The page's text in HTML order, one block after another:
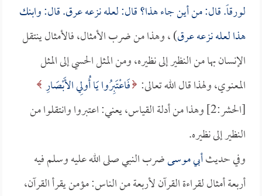
لورقاً. قال: من أين جاء هذا؟ قال: لعله نزعه عرق. قال: وابنك
هذا لعله نزعه عرق) ، وهذا من ضرب الأمثال، فالأمثال ينتقل
الإنسان بها من النظير إلى نظيره، ومن المثل الحسي إلى المثل
المعنوي، ولهذا قال الله تعالى: فَاعْتَبِرُوا يَا أُولِي الأَبْصَارِ
[الحشر:2] وهذا من أدلة القياس، يعني: اعتبروا وانتقلوا من
النظير إلى نظيره.
وفي حديثأبي موسىضرب النبي صلى الله عليه وسلم فيه
أربعة أمثال لقراءة القرآن لأربعة من الناس: مؤمن يقرأ القرآن،